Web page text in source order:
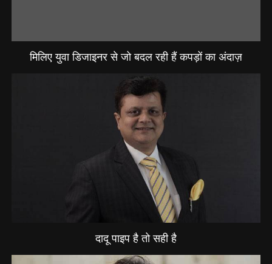
मिलिए युवा डिजाइनर से जो बदल रही हैं कपड़ों का अंदाज़
दादू पाइप है तो सही है